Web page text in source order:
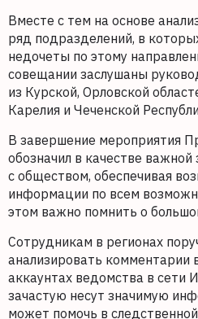
Вместе с тем на основе
ряд подразделений, в
недочеты по этому
совещании заслушаны
из Курской, Орловской
Карелия и Чеченской
В завершение мероприятия
обозначил в качестве
с обществом, обеспечивая
информации по всем
этом важно помнить о
Сотрудникам в регионах
анализировать комментарии
аккаунтах ведомства в сети
зачастую несут значимую
может помочь в